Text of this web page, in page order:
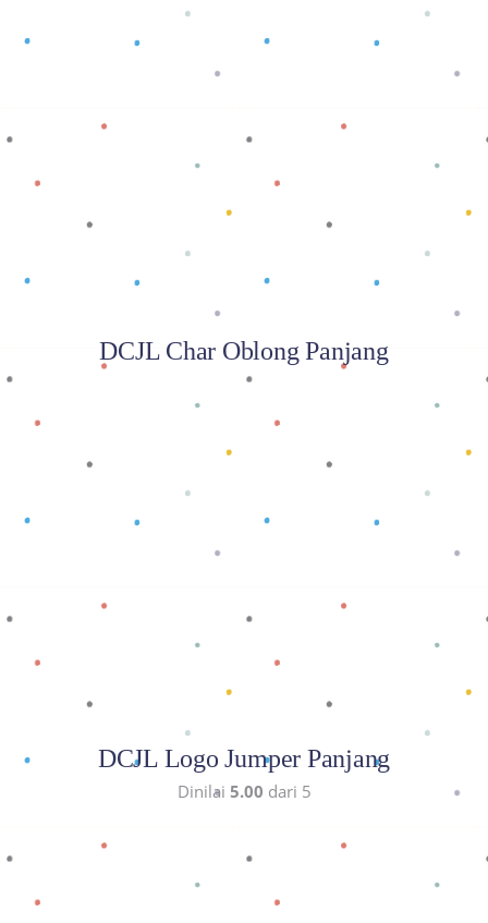
Baca selengkapnya
DCJL Char Oblong Panjang
Baca selengkapnya
DCJL Logo Jumper Panjang
Dinilai 5.00 dari 5